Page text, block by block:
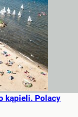
kąpieli. Polacy